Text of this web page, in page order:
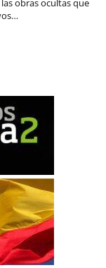
las obras ocultas que